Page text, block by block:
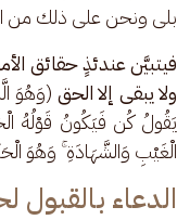
بلى ونحن على ذلك من
فيتبيَّن عندئذٍ حقائق
ولا يبقى إلا الحق (وَهُوَ
يَقُولُ كُن فَيَكُونُ قَوْلُهُ
الْغَيْبِ وَالشَّهَادَةِ ۚ وَهُوَ الْحَكِيمُ
الدعاء بالقبول